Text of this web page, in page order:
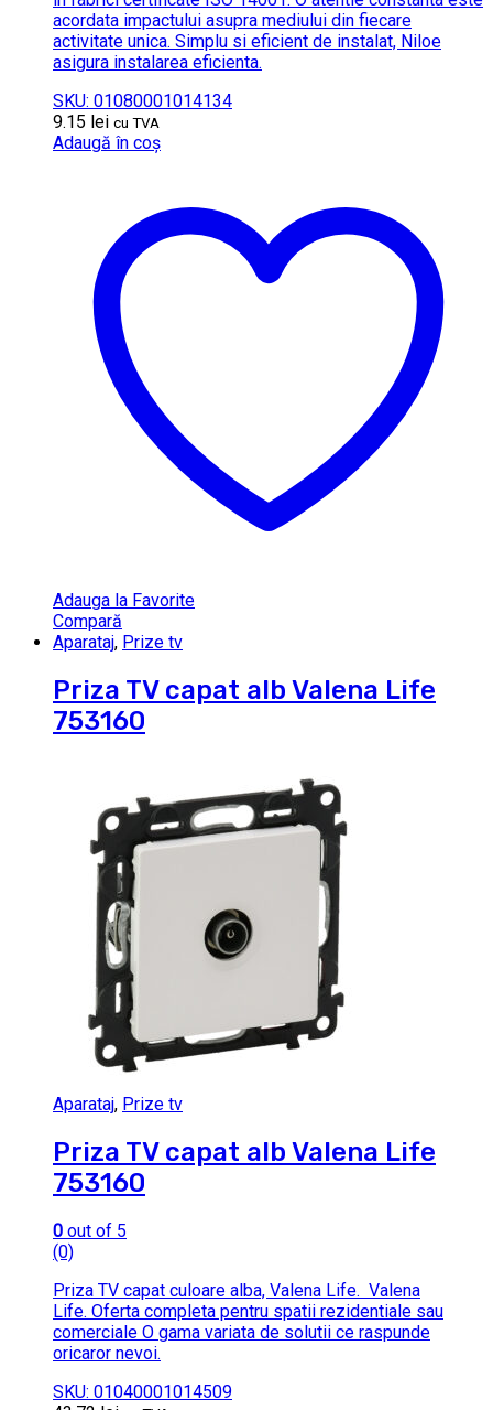
acordata impactului asupra mediului din fiecare
activitate unica. Simplu si eficient de instalat, Niloe
asigura instalarea eficienta.
SKU: 01080001014134
9.15 lei cu TVA
Adaugă în coș
Adauga la Favorite
Compară
Aparataj, Prize tv
Priza TV capat alb Valena Life
753160
Aparataj, Prize tv
Priza TV capat alb Valena Life
753160
0 out of 5
(0)
Priza TV capat culoare alba, Valena Life. Valena
Life. Oferta completa pentru spatii rezidentiale sau
comerciale O gama variata de solutii ce raspunde
oricaror nevoi.
SKU: 01040001014509